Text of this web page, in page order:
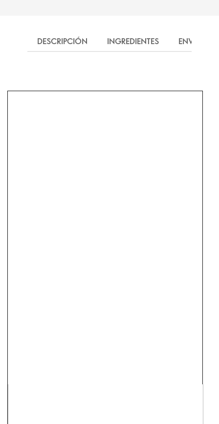
DESCRIPCIÓN INGREDIENTES ENVÍO